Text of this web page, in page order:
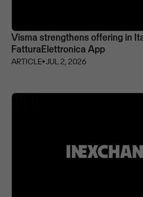
Visma strengthens offering in
FatturaElettronica App
ARTICLE⏵JUL 2, 2026